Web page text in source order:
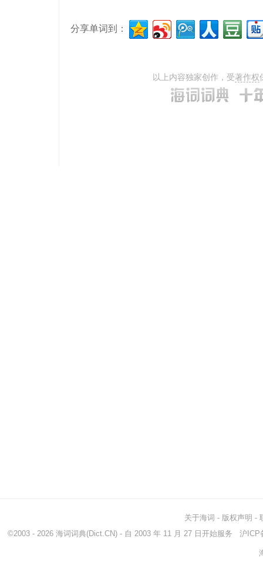
分享单词到：
以上内容独家创作，受著作权
关于海词 - 版权声明 -
©2003 - 2026 海词词典(Dict.CN) - 自 2003 年 11 月 27 日开始服务 沪ICP